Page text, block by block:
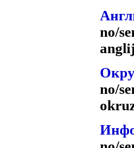
no/
no/